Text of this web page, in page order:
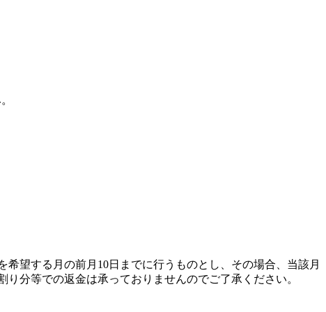
望する月の前月10日までに行うものとし、その場合、当該月
分等での返金は承っておりませんのでご了承ください。